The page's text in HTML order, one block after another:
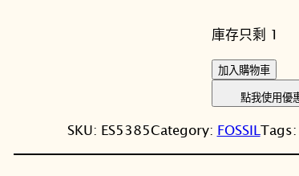
格
：
N
庫存只剩 1
F
S
S
I
加入購物車
點我使用優
SKU: ES5385Category: FOSSIL Tags: